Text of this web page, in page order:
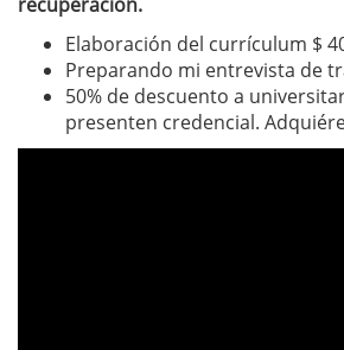
recuperación.
Elaboración del currículum $
Preparando mi entrevista de
50% de descuento a
presenten credencial.